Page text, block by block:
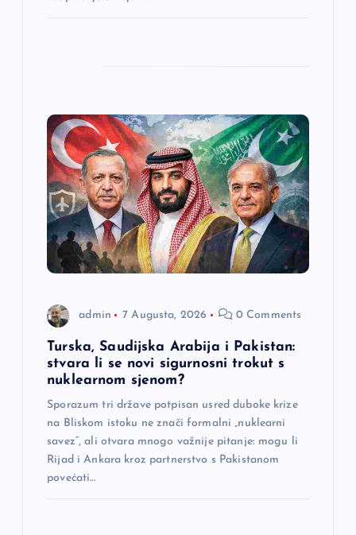
admin 7 Augusta, 2026 0 Comments
Turska, Saudijska Arabija i Pakistan:
stvara li se novi sigurnosni trokut s
nuklearnom sjenom?
Sporazum tri države potpisan usred duboke krize
na Bliskom istoku ne znači formalni „nuklearni
savez“, ali otvara mnogo važnije pitanje: mogu li
Rijad i Ankara kroz partnerstvo s Pakistanom
povećati…